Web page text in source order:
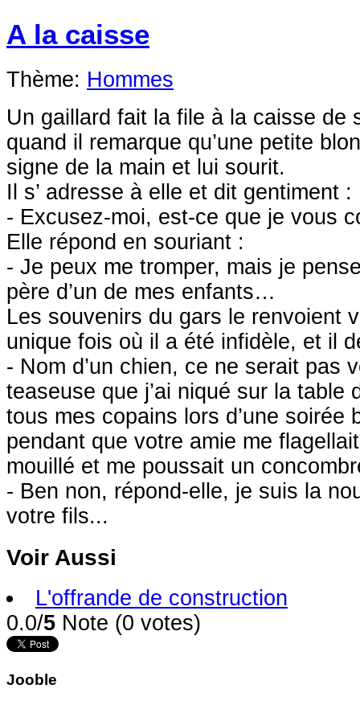
A la caisse
Thème: Hommes
Un gaillard fait la file à la caisse de
quand il remarque qu’une petite
signe de la main et lui sourit.
Il s’ adresse à elle et dit gentiment :
- Excusez-moi, est-ce que je vous
Elle répond en souriant :
- Je peux me tromper, mais je
père d’un de mes enfants…
Les souvenirs du gars le renvoient
unique fois où il a été infidèle, et il
- Nom d’un chien, ce ne serait pas
teaseuse que j’ai niqué sur la table
tous mes copains lors d’une soirée
pendant que votre amie me
mouillé et me poussait un
- Ben non, répond-elle, je suis la
votre fils...
Voir Aussi
L'offrande de construction
0.0/5 Note (0 votes)
Jooble